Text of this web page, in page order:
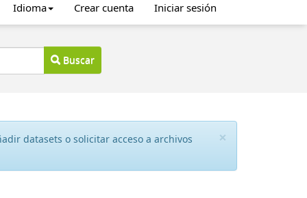
Idioma Crear cuenta Iniciar sesión
Buscar
×
datasets o solicitar acceso a archivos